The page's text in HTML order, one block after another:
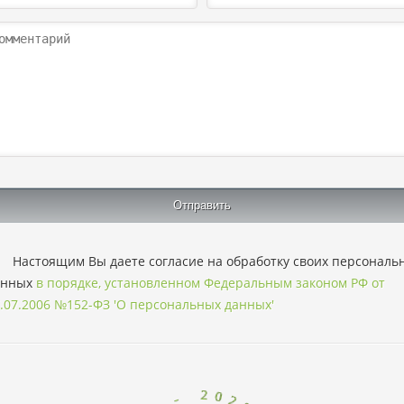
Настоящим Вы даете согласие на обработку своих
в порядке, установленном Федеральным законом РФ от
№152-ФЗ 'О персональных данных'
2 6